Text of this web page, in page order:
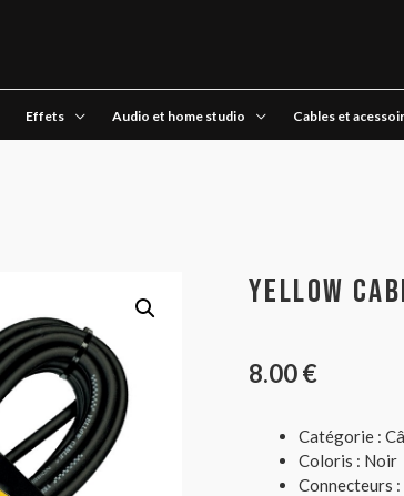
Effets Audio et home studio Cables et
Yellow
8.00€
Catégorie :
Coloris : Noir
Connecteurs :